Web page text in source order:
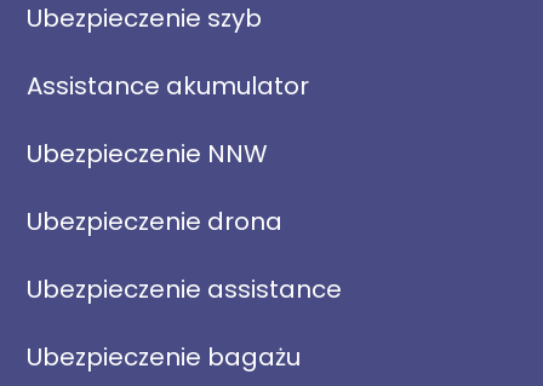
Ubezpieczenie szyb
Assistance akumulator
Ubezpieczenie NNW
Ubezpieczenie drona
Ubezpieczenie assistance
Ubezpieczenie bagażu